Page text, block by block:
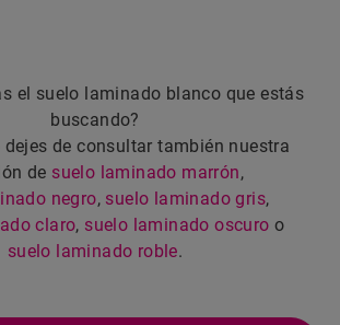
el suelo laminado blanco que estás
buscando?
dejes de consultar también nuestra
de suelo laminado marrón,
negro, suelo laminado gris,
claro, suelo laminado oscuro o
suelo laminado roble.